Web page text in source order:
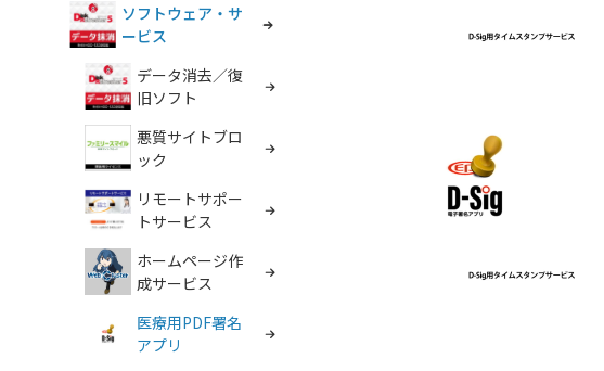
ソフトウェア・サ
ービス
データ消去／復
旧ソフト
悪質サイトブロ
ック
リモートサポー
トサービス
ホームページ作
成サービス
医療用PDF署名
アプリ